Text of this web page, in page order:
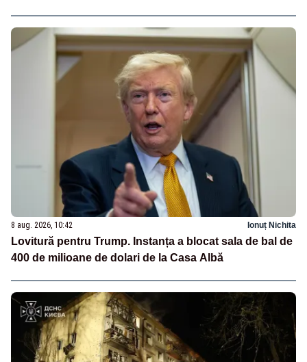
8 aug. 2026, 10:42 Ionuț Nichita
Lovitură pentru Trump. Instanța a blocat sala de bal de
400 de milioane de dolari de la Casa Albă